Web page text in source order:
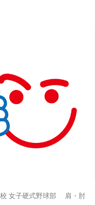
校 女子硬式野球部 肩・肘